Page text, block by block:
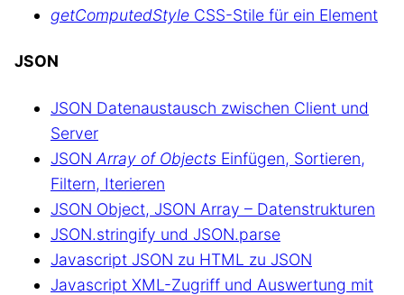
getComputedStyle CSS-Stile für ein Element
JSON
JSON Datenaustausch zwischen Client und
Server
JSON Array of Objects Einfügen, Sortieren,
Filtern, Iterieren
JSON Object, JSON Array – Datenstrukturen
JSON.stringify und JSON.parse
Javascript JSON zu HTML zu JSON
Javascript XML-Zugriff und Auswertung mit